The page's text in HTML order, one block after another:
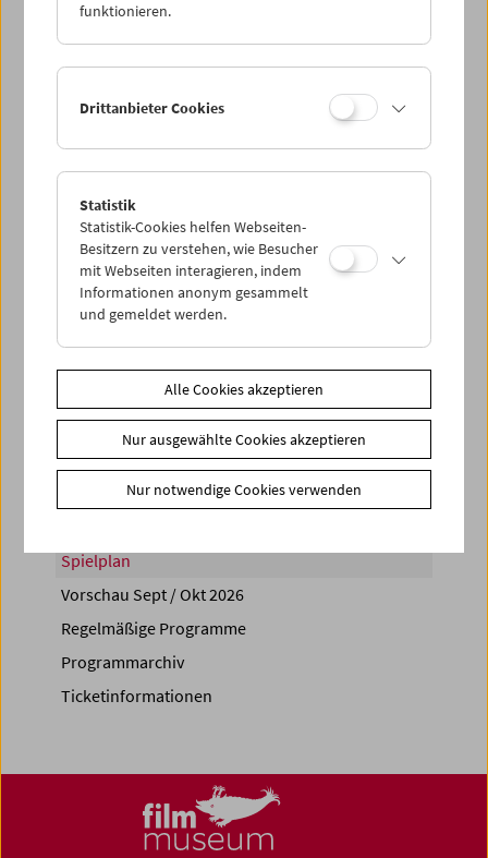
Sa 10.9.
PROGRAMM ÜBERBLICK
Share on
Spielplan
Vorschau Sept / Okt 2026
Regelmäßige Programme
Programmarchiv
Ticketinformationen
funktionieren.
Drittanbieter Cookies
Statistik
Statistik-Cookies helfen Webseiten-
Besitzern zu verstehen, wie Besucher
mit Webseiten interagieren, indem
Informationen anonym gesammelt
und gemeldet werden.
Alle Cookies akzeptieren
Nur ausgewählte Cookies akzeptieren
Nur notwendige Cookies verwenden